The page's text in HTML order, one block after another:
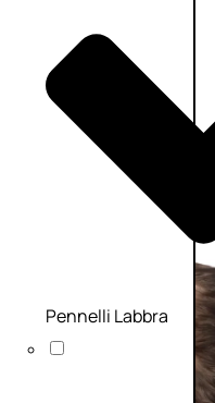
Pennelli Labbra